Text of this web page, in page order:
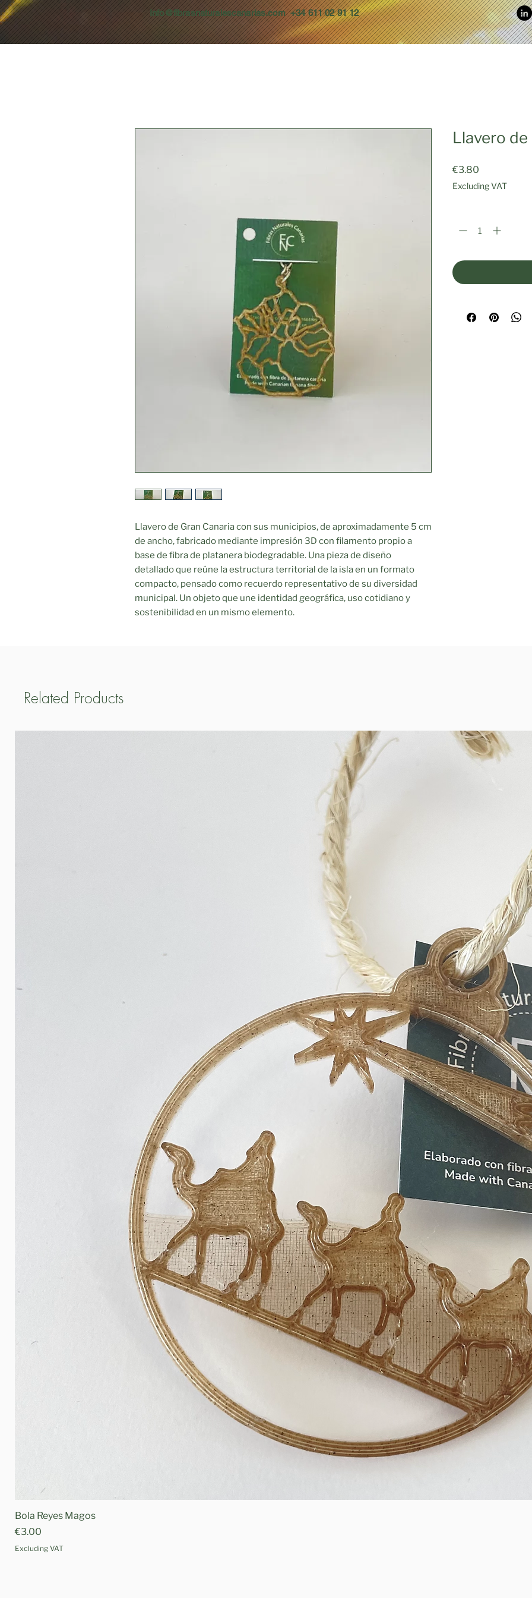
Info@fibrasnaturalescanarias.com+34 611 02 91 12
Llavero de Gran Canaria con sus municipios, de aproximadamente 5 cm
de ancho, fabricado mediante impresión 3D con filamento propio a
base de fibra de platanera biodegradable. Una pieza de diseño
detallado que reúne la estructura territorial de la isla en un formato
compacto, pensado como recuerdo representativo de su diversidad
municipal. Un objeto que une identidad geográfica, uso cotidiano y
sostenibilidad en un mismo elemento.
Llavero de
€3.80
Excluding VAT
Related Products
Bola Reyes Magos
Price
€3.00
Excluding VAT